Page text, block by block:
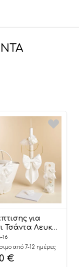
για
Τσάντα Λευκή
8τμχ K26.16 SS
Bloom
16
από 7-12 ημέρες
€